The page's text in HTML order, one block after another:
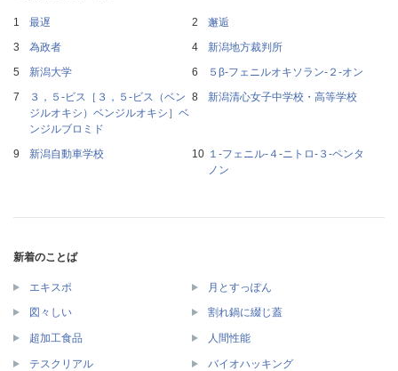
最遅
邂逅
為政者
新潟地方裁判所
新潟大学
５β‐フェニルオキソラン‐２‐オン
３，５‐ビス［３，５‐ビス（ベン
ジルオキシ）ベンジルオキシ］ベ
ンジルブロミド
新潟清心女子中学校・高等学校
新潟自動車学校
１‐フェニル‐４‐ニトロ‐３‐ペンタ
ノン
新着のことば
エキスポ 月とすっぽん
図々しい 割れ鍋に綴じ蓋
超加工食品 人間性能
テスクリアル バイオハッキング